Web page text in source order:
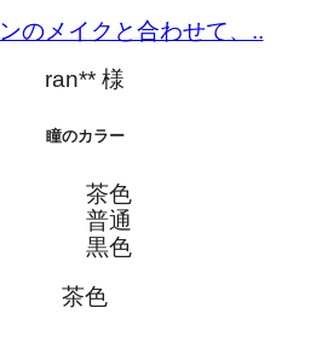
のメイクと合わせて、..
ran** 様
瞳のカラー
茶色
普通
黒色
茶色